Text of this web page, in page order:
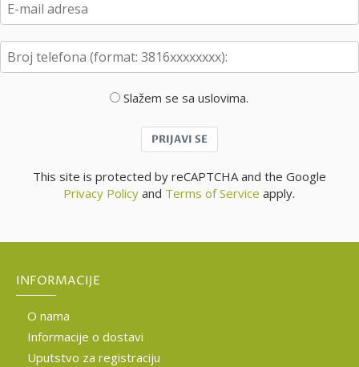
Slažem se sa uslovima.
PRIJAVI SE
This site is protected by reCAPTCHA and the Google
Privacy Policy and Terms of Service apply.
INFORMACIJE
O nama
Informacije o dostavi
Uputstvo za registraciju